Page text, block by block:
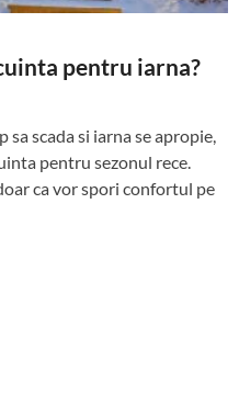
pentru iarna?
scada si iarna se apropie,
pentru sezonul rece.
ca vor spori confortul pe